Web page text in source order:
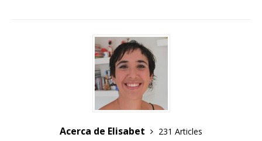
Acerca de Elisabet
231 Articles